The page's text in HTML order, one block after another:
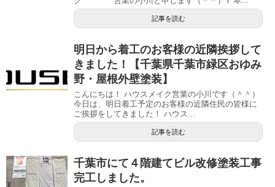
記事を読む
明日から着工のお客様の近隣挨拶して
きました！【千葉県千葉市緑区おゆみ
野・屋根外壁塗装】
こんにちは！ ハウスメイク営業の小川です（＾＾）
今日は、明日着工予定のお客様の近隣住民の皆様に
ご挨拶をしてきました！ ハウス...
記事を読む
千葉市にて４階建てビル改修塗装工事
完工しました。